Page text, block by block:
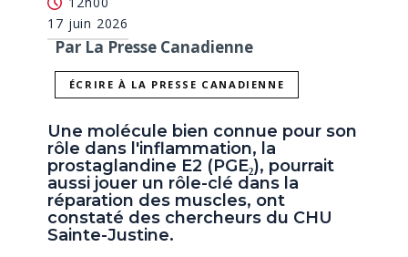
17 juin 2026
Par La Presse Canadienne
ÉCRIRE À LA PRESSE CANADIENNE
Une molécule bien connue pour son
rôle dans l'inflammation, la
prostaglandine E2 (PGE₂), pourrait
aussi jouer un rôle-clé dans la
réparation des muscles, ont
constaté des chercheurs du CHU
Sainte-Justine.